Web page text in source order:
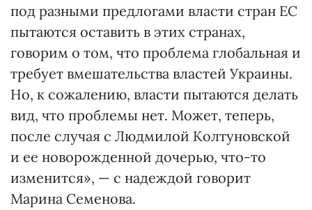
под разными предлогами власти стран ЕС
пытаются оставить в этих странах,
говорим о том, что проблема глобальная и
требует вмешательства властей Украины.
Но, к сожалению, власти пытаются делать
вид, что проблемы нет. Может, теперь,
после случая с Людмилой Колтуновской
и ее новорожденной дочерью, что-то
изменится», — с надеждой говорит
Марина Семенова.